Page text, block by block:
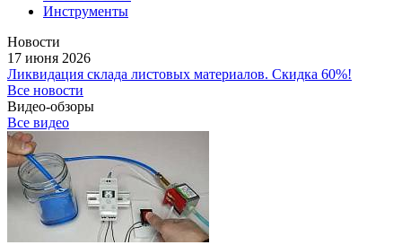
Инструменты
Новости
17 июня 2026
Ликвидация склада листовых материалов. Скидка 60%!
Все новости
Видео-обзоры
Все видео